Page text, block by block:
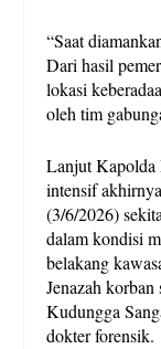
“Saat
Dari hasil
lokasi
oleh tim
Lanjut Kapolda
intensif
(3/6/2026)
dalam kondisi
belakang
Jenazah
Kudungga
dokter forensik.